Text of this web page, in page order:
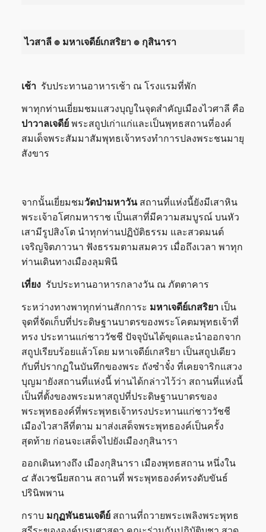
ไวสาลี ๏ มหาเจดีย์เกสริยา ๏ กุสินารา
เช้า รับประทานอาหารเช้า ณ โรงแรมที่พัก
พาทุกท่านเยี่ยมชมแสวงบุญในจุดสำคัญเมืองไวศาลี คือ
ปาวาลเจดีย์พระสถูปเก่าแก่และเป็นพุทธสถานที่องค์
สมเด็จพระสัมมาสัมพุทธเจ้าทรงทำการปลงพระชนมายุ
สังขาร
จากนั้นเยี่ยมชมวัดป่ามหาวันสถานที่แห่งนี้ยังมีเสาหิน
พระเจ้าอโศกมหาราช เป็นเสาที่มีความสมบูรณ์ บนหัว
เสามีรูปสิงโต นำทุกท่านปฏิบัติธรรม และสวดมนต์
เจริญจิตภาวนา ฟังธรรมตามสมควร เมื่อถึงเวลา พาทุก
ท่านเดินทางเมืองลุมพินี
เที่ยงรับประทานอาหารกลางวัน ณ ภัตตาคาร
ระหว่างทางพาทุกท่านสักการะ มหาเจดีย์เกสริยาเป็น
จุดที่จัดเก็บที่ประดิษฐานบาตรของพระโคตมพุทธเจ้าที่
ทรง ประทานแก่ชาววัชชี ปัจจุบันได้ขุดและนำออกจาก
สถูปเรียบร้อยแล้วโดย มหาเจดีย์เกสริยา เป็นสถูปเดียว
กับที่ปรากฏในบันทึกของพระ ถังซำจั๋ง ที่เคยจาริกแสวง
บุญมายังสถานที่แห่งนี้ ท่านได้กล่าวไว้ว่า สถานที่แห่งนี้
เป็นที่ตั้งของพระมหาสถูปที่ประดิษฐานบาตรของ
พระพุทธองค์ที่พระพุทธเจ้าทรงประทานแก่ชาววัชชี
เมืองไวสาลีที่ตาม มาส่งเสด็จพระพุทธองค์เป็นครั้ง
สุดท้าย ก่อนจะเสด็จไปยังเมืองกุสินารา
ออกเดินทางถึง เมืองกุสินารา เมืองพุทธสถาน หนึ่งใน
๔ สังเวชนียสถาน สถานที่ พระพุทธองค์ทรงดับขันธ์
ปรินิพพาน
กราบ มกุฏพันธนเจดีย์สถานที่ถวายพระเพลิงพระพุทธ